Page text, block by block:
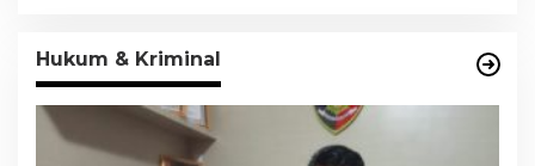
Hukum & Kriminal